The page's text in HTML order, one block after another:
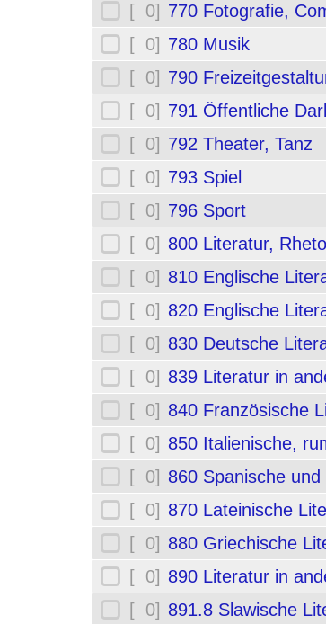
[ 0] 770 Fotografie,
[ 0] 780 Musik
[ 0] 790
[ 0] 791 Öffentliche
[ 0] 792 Theater, Tanz
[ 0] 793 Spiel
[ 0] 796 Sport
[ 0] 800 Literatur,
[ 0] 810 Englische
[ 0] 820 Englische
[ 0] 830 Deutsche
[ 0] 839 Literatur in
[ 0] 840 Französische
[ 0] 850 Italienische,
[ 0] 860 Spanische
[ 0] 870 Lateinische
[ 0] 880 Griechische
[ 0] 890 Literatur in
[ 0] 891.8 Slawische